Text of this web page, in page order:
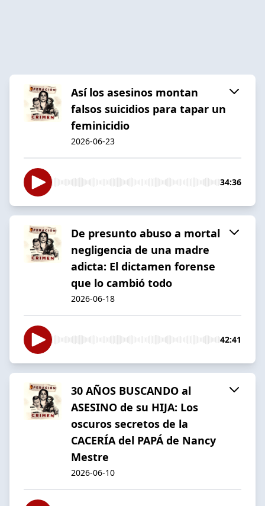
Así los asesinos montan
falsos suicidios para tapar un
feminicidio
2026-06-23
34:36
De presunto abuso a mortal
negligencia de una madre
adicta: El dictamen forense
que lo cambió todo
2026-06-18
42:41
30 AÑOS BUSCANDO al
ASESINO de su HIJA: Los
oscuros secretos de la
CACERÍA del PAPÁ de Nancy
Mestre
2026-06-10